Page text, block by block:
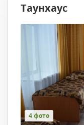
Таунхаус
4 фото